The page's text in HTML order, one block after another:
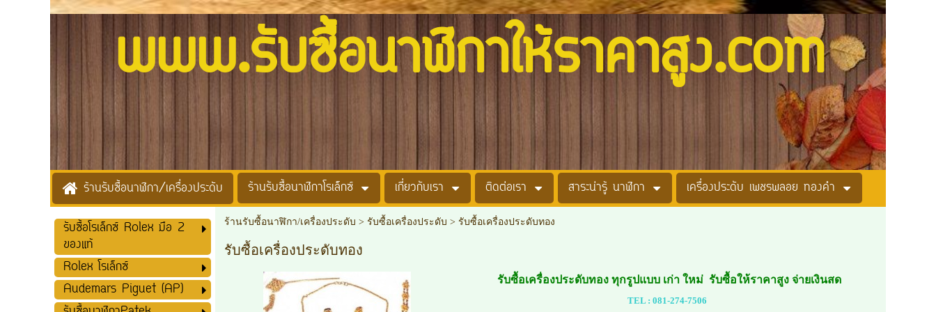
www.รับซื้อนาฬิกาให้ราคาสูง.com
ร้านรับซื้อนาฬิกา/เครื่องประดับ ร้านรับซื้อนาฬิกาโรเล็กซ์ เกี่ยวกับเรา ติดต่อเรา สาระน่ารู้ นาฬิกา เครื่องประดับ เพชรพลอย ทองคำ
รับซื้อโรเล็กซ์ Rolex มือ 2
ของแท้
Rolex โรเล็กซ์
Audemars Piguet (AP)
ร้านรับซื้อนาฬิกา/เครื่องประดับ > รับซื้อเครื่องประดับ > รับซื้อเครื่องประดับทอง
รับซื้อเครื่องประดับทอง
รับซื้อเครื่องประดับทอง ทุกรูปแบบ เก่า ใหม่ รับซื้อให้ราคาสูง จ่ายเงินสด
TEL : 081-274-7506